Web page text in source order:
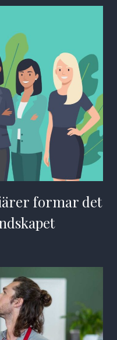
formar det